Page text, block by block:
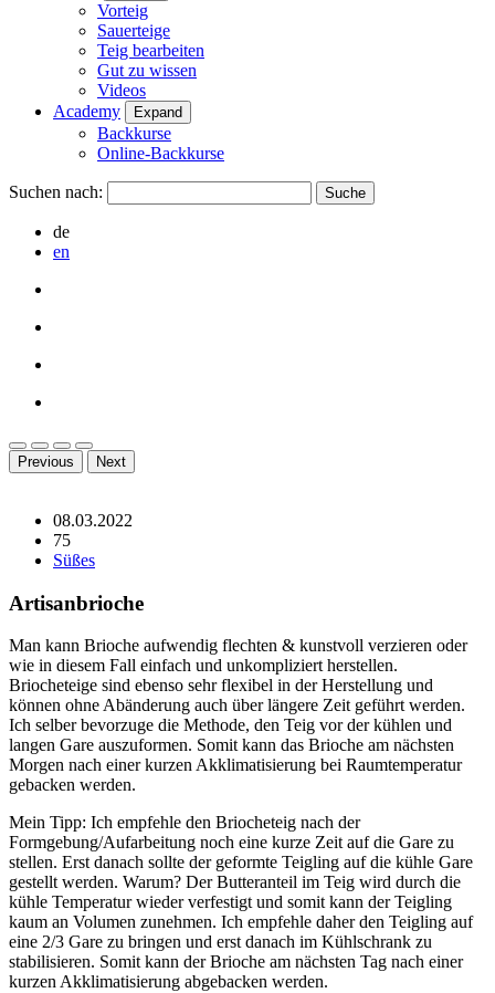
Vorteig
Sauerteige
Teig bearbeiten
Gut zu wissen
Videos
Academy
Expand
Backkurse
Online-Backkurse
Suchen nach:
de
en
Previous Next
08.03.2022
75
Süßes
Artisanbrioche
Man kann Brioche aufwendig flechten & kunstvoll verzieren oder
wie in diesem Fall einfach und unkompliziert herstellen.
Briocheteige sind ebenso sehr flexibel in der Herstellung und
können ohne Abänderung auch über längere Zeit geführt werden.
Ich selber bevorzuge die Methode, den Teig vor der kühlen und
langen Gare auszuformen. Somit kann das Brioche am nächsten
Morgen nach einer kurzen Akklimatisierung bei Raumtemperatur
gebacken werden.
Mein Tipp: Ich empfehle den Briocheteig nach der
Formgebung/Aufarbeitung noch eine kurze Zeit auf die Gare zu
stellen. Erst danach sollte der geformte Teigling auf die kühle Gare
gestellt werden. Warum? Der Butteranteil im Teig wird durch die
kühle Temperatur wieder verfestigt und somit kann der Teigling
kaum an Volumen zunehmen. Ich empfehle daher den Teigling auf
eine 2/3 Gare zu bringen und erst danach im Kühlschrank zu
stabilisieren. Somit kann der Brioche am nächsten Tag nach einer
kurzen Akklimatisierung abgebacken werden.